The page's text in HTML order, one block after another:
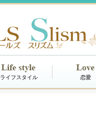
ライフスタイル 恋愛